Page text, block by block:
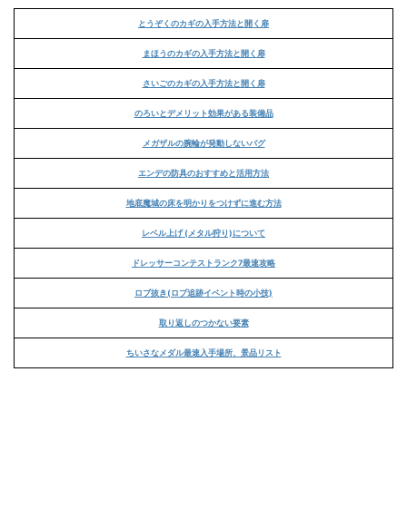
とうぞくのカギの入手方法と開く扉
まほうのカギの入手方法と開く扉
さいごのカギの入手方法と開く扉
のろいとデメリット効果がある装備品
メガザルの腕輪が発動しないバグ
エンデの防具のおすすめと活用方法
地底魔城の床を明かりをつけずに進む方法
レベル上げ (メタル狩り)について
ドレッサーコンテストランク7最速攻略
ロブ抜き(ロブ追跡イベント時の小技)
取り返しのつかない要素
ちいさなメダル最速入手場所、景品リスト